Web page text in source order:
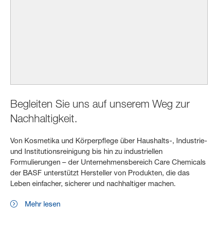
Begleiten Sie uns auf unserem Weg zur
Nachhaltigkeit.
Von Kosmetika und Körperpflege über Haushalts-, Industrie-
und Institutionsreinigung bis hin zu industriellen
Formulierungen – der Unternehmensbereich Care Chemicals
der BASF unterstützt Hersteller von Produkten, die das
Leben einfacher, sicherer und nachhaltiger machen.
Mehr lesen